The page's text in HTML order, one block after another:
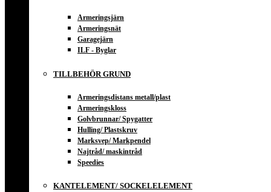
Armeringsjärn
Armeringsnät
Garagejärn
ILF - Byglar
TILLBEHÖR GRUND
Armeringsdistans metall/plast
Armeringskloss
Golvbrunnar/ Spygatter
Hulling/ Plastskruv
Marksvep/ Markpendel
Najtråd/ maskintråd
Speedies
KANTELEMENT/ SOCKELELEMENT